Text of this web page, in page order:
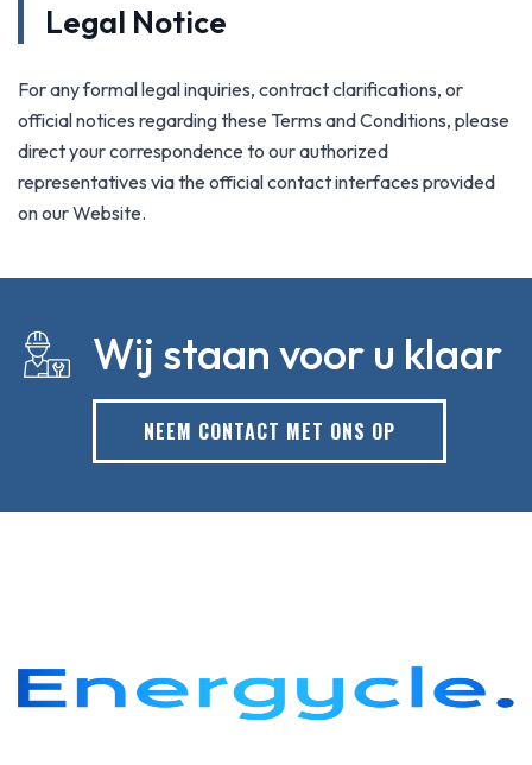
Legal Notice
For any formal legal inquiries, contract clarifications, or
official notices regarding these Terms and Conditions, please
direct your correspondence to our authorized
representatives via the official contact interfaces provided
on our Website.
Wij staan voor u klaar
NEEM CONTACT MET ONS OP